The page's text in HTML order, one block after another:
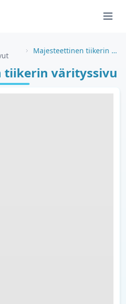
Majesteettinen tiikerin värityssivu
tiikerin värityssivu